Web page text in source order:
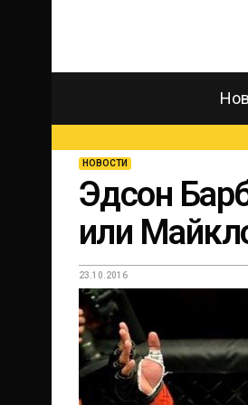
НОВОСТИ
Эдсон
или
23.10.2016